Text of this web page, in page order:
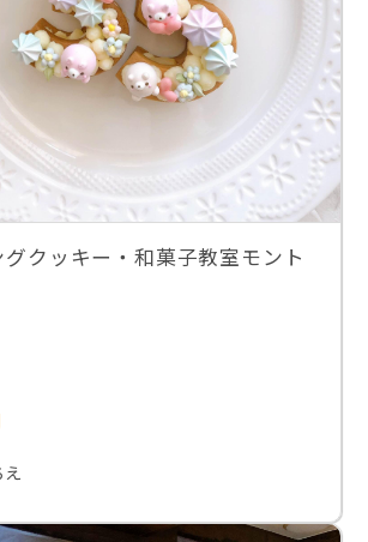
クッキー・和菓子教室モント